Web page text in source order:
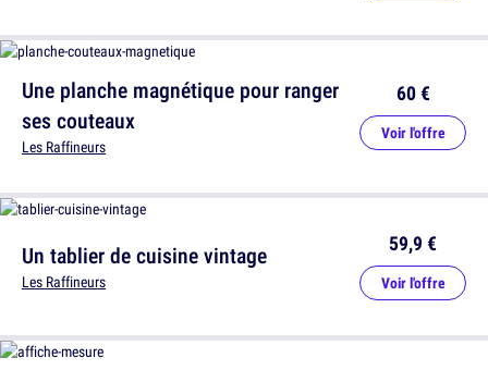
Une planche magnétique pour ranger
ses couteaux
Les Raffineurs
60 €
Voir l'offre
Un tablier de cuisine vintage
Les Raffineurs
59,9 €
Voir l'offre